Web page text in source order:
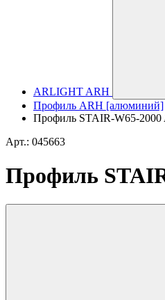
ARLIGHT ARH
Профиль ARH [алюминий]
Профиль STAIR-W65-
Арт.: 045663
Профиль